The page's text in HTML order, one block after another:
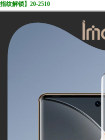
指纹解锁】20-2510